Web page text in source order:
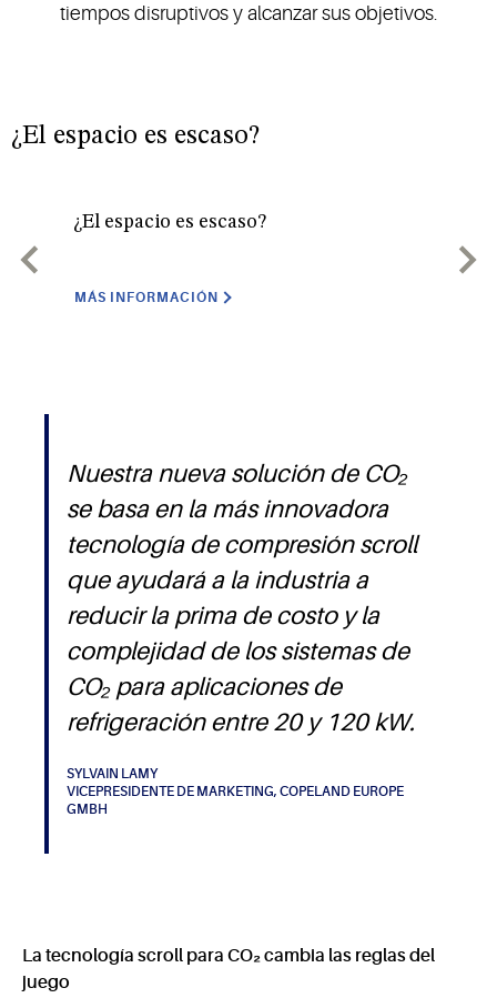
tiempos disruptivos y alcanzar sus objetivos.
¿El espacio es escaso?
¿El espacio es escaso?
MÁS INFORMACIÓN
Nuestra nueva solución de CO₂
se basa en la más innovadora
tecnología de compresión scroll
que ayudará a la industria a
reducir la prima de costo y la
complejidad de los sistemas de
CO₂ para aplicaciones de
refrigeración entre 20 y 120 kW.
SYLVAIN LAMY
VICEPRESIDENTE DE MARKETING, COPELAND EUROPE
GMBH
La tecnología scroll para CO₂ cambia las reglas del
juego